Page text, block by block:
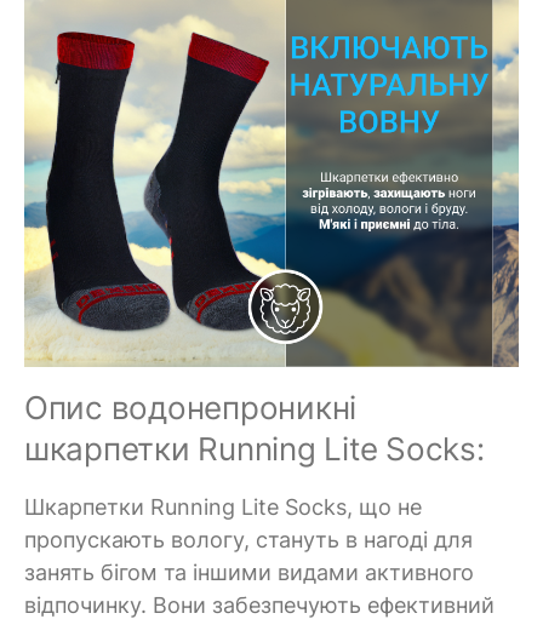
Опис водонепроникні
шкарпетки Running Lite Socks:
Шкарпетки Running Lite Socks, що не
пропускають вологу, стануть в нагоді для
занять бігом та іншими видами активного
відпочинку. Вони забезпечують ефективний